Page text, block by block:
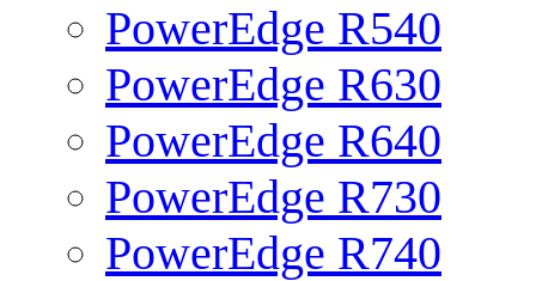
PowerEdge R540
PowerEdge R630
PowerEdge R640
PowerEdge R730
PowerEdge R740